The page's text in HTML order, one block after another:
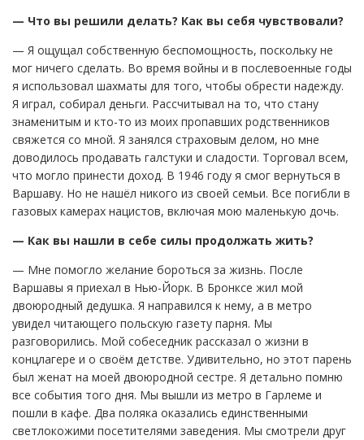
— Что вы решили делать? Как вы себя чувствовали?
— Я ощущал собственную беспомощность, поскольку не
мог ничего сделать. Во время войны и в послевоенные годы
я использовал шахматы для того, чтобы обрести надежду.
Я играл, собирал деньги. Рассчитывал на то, что стану
знаменитым и кто-то из моих пропавших родственников
свяжется со мной. Я занялся страховым делом, но мне
доводилось продавать галстуки и сладости. Торговал всем,
что могло принести доход. В 1946 году я смог вернуться в
Варшаву. Но не нашёл никого из своей семьи. Все погибли в
газовых камерах нацистов, включая мою маленькую дочь.
— Как вы нашли в себе силы продолжать жить?
— Мне помогло желание бороться за жизнь. После
Варшавы я приехал в Нью-Йорк. В Бронксе жил мой
двоюродный дедушка. Я направился к нему, а в метро
увидел читающего польскую газету парня. Мы
разговорились. Мой собеседник рассказал о жизни в
концлагере и о своём детстве. Удивительно, но этот парень
был женат на моей двоюродной сестре. Я детально помню
все события того дня. Мы вышли из метро в Гарлеме и
пошли в кафе. Два поляка оказались единственными
светлокожими посетителями заведения. Мы смотрели друг